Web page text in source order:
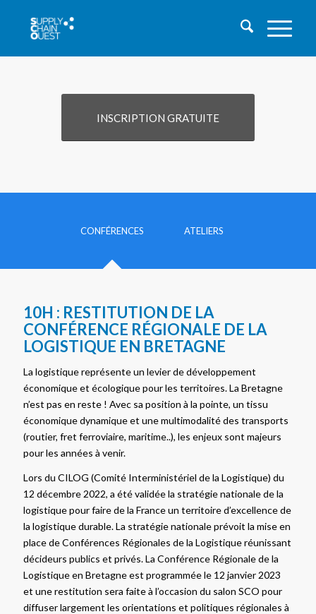
INSCRIPTION GRATUITE
CONFÉRENCES ATELIERS
10H : RESTITUTION DE LA
CONFÉRENCE RÉGIONALE DE LA
LOGISTIQUE EN BRETAGNE
La logistique représente un levier de développement
économique et écologique pour les territoires. La Bretagne
n’est pas en reste ! Avec sa position à la pointe, un tissu
économique dynamique et une multimodalité des transports
(routier, fret ferroviaire, maritime..), les enjeux sont majeurs
pour les années à venir.
Lors du CILOG (Comité Interministériel de la Logistique) du
12 décembre 2022, a été validée la stratégie nationale de la
logistique pour faire de la France un territoire d’excellence de
la logistique durable. La stratégie nationale prévoit la mise en
place de Conférences Régionales de la Logistique réunissant
décideurs publics et privés. La Conférence Régionale de la
Logistique en Bretagne est programmée le 12 janvier 2023
et une restitution sera faite à l’occasion du salon SCO pour
diffuser largement les orientations et politiques régionales à